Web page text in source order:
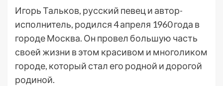
Игорь Тальков, русский певец и автор-
исполнитель, родился 4 апреля 1960 года в
городе Москва. Он провел большую часть
своей жизни в этом красивом и многоликом
городе, который стал его родной и дорогой
родиной.